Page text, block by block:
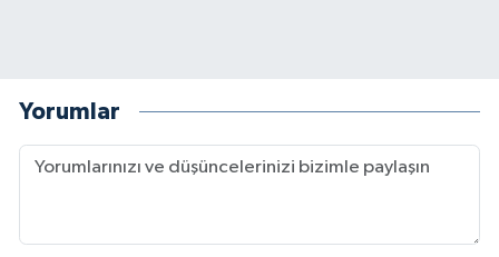
Yorumlar